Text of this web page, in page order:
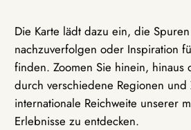
Die Karte lädt dazu ein, die
nachzuverfolgen oder Inspiration
finden. Zoomen Sie hinein, hinaus
durch verschiedene Regionen und
internationale Reichweite unserer
Erlebnisse zu entdecken.